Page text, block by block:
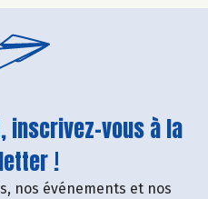
inscrivez-vous à la
!
nos événements et nos